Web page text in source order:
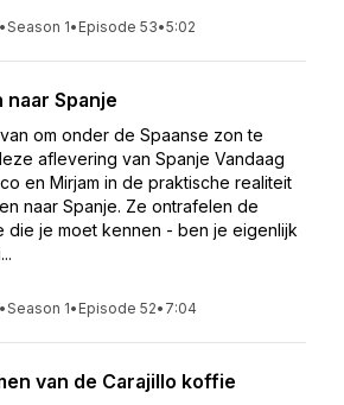
•Season 1• Episode 53•5:02
Spanje
om onder de Spaanse zon te
aflevering van Spanje Vandaag
en Mirjam in de praktische realiteit
naar Spanje. Ze ontrafelen de
die je moet kennen - ben je eigenlijk
•Season 1• Episode 52• 7:04
van de Carajillo koffie